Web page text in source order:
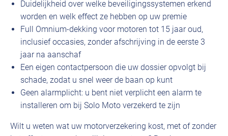
Duidelijkheid over welke beveiligingssystemen erkend
worden en welk effect ze hebben op uw premie
Full Omnium-dekking voor motoren tot 15 jaar oud,
inclusief occasies, zonder afschrijving in de eerste 3
jaar na aanschaf
Een eigen contactpersoon die uw dossier opvolgt bij
schade, zodat u snel weer de baan op kunt
Geen alarmplicht: u bent niet verplicht een alarm te
installeren om bij Solo Moto verzekerd te zijn
Wilt u weten wat uw motorverzekering kost, met of zonder